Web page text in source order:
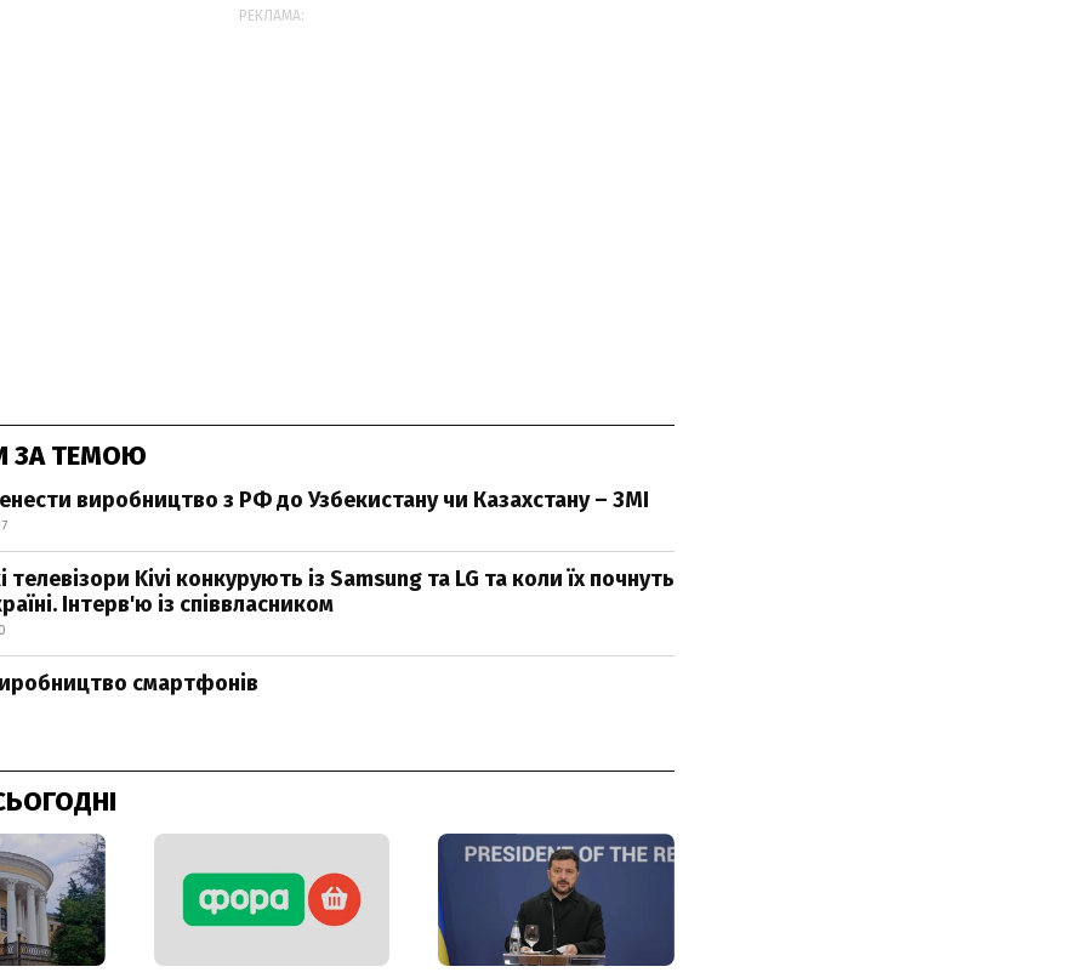
РЕКЛАМА:
ЗА ТЕМОЮ
виробництво з РФ до Узбекистану чи Казахстану – ЗМІ
телевізори Kivi конкурують із Samsung та LG та коли їх почнуть
Інтерв'ю із співвласником
смартфонів